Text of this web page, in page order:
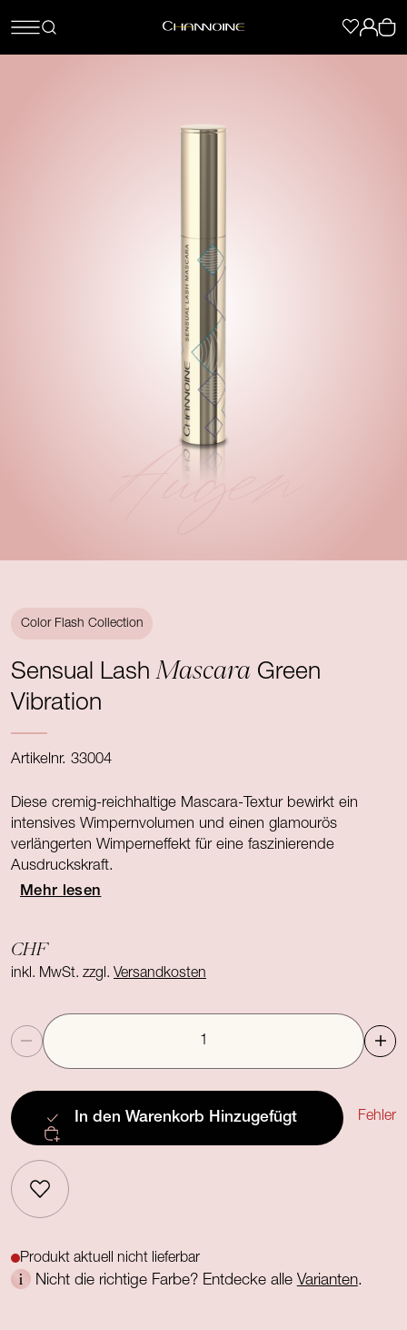
Augen
Color Flash Collection
Sensual LashMascara Green
Vibration
Artikelnr. 33004
Diese cremig-reichhaltige Mascara-Textur bewirkt ein
intensives Wimpernvolumen und einen glamourös
verlängerten Wimperneffekt für eine faszinierende
Ausdruckskraft.
Mehr lesen
CHF
inkl. MwSt. zzgl.Versandkosten
Anzahl
In den Warenkorb Hinzugefügt Fehler
Produkt aktuell nicht lieferbar
Nicht die richtige Farbe? Entdecke alle Varianten.